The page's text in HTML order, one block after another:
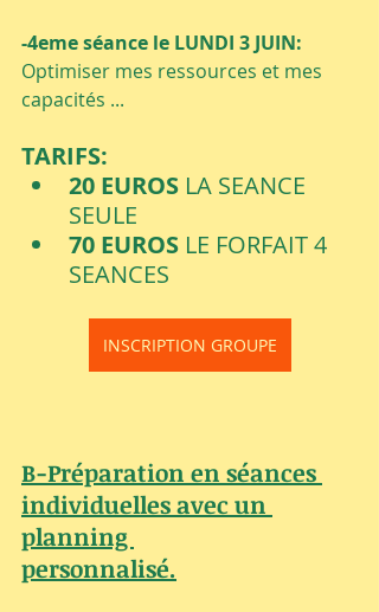
-4eme séance le LUNDI 3 JUIN:
Optimiser mes ressources et mes
capacités ...
TARIFS:
20 EUROS LA SEANCE
SEULE
70 EUROS LE FORFAIT 4
SEANCES
INSCRIPTION GROUPE
B-Préparation en séances
individuelles avec un
planning
personnalisé.